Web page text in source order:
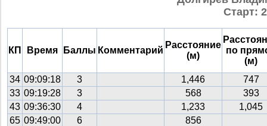
Старт:
КП Время Баллы Комментарий
Расстояние
(м)
по
(м)
34 09:09:18 3 1,446
747
33 09:19:28 3 568
393
43 09:36:30 4 1,233
1,045
65 09:49:00 6
856